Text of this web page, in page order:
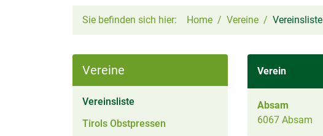
Sie befinden sich hier: Home Vereine Vereinsliste
Vereine
Vereinsliste
Tirols Obstpressen
Verein
Absam
6067 Absam